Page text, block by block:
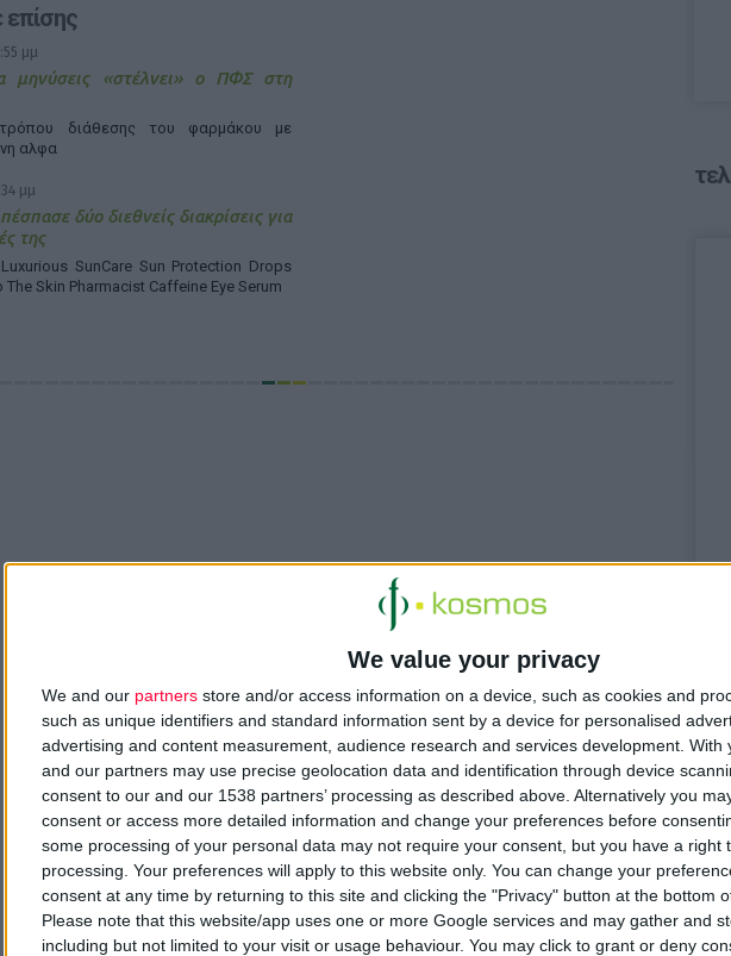
We value your privacy
We and our partners store and/or access information on a device, such as cookies and
such as unique identifiers and standard information sent by a device for personalised
advertising and content measurement, audience research and services development. With
and our partners may use precise geolocation data and identification through device
consent to our and our 1538 partners’ processing as described above. Alternatively you
consent or access more detailed information and change your preferences before
some processing of your personal data may not require your consent, but you have a right
processing. Your preferences will apply to this website only. You can change your
consent at any time by returning to this site and clicking the "Privacy" button at the bottom
Please note that this website/app uses one or more Google services and may gather and
including but not limited to your visit or usage behaviour. You may click to grant or deny
επίσης
μμ
μηνύσεις «στέλνει» ο ΠΦΣ στη
διάθεσης του φαρμάκου με
αλφα
μμ
δύο διεθνείς διακρίσεις για
της
SunCare Sun Protection Drops
The Skin Pharmacist Caffeine Eye Serum